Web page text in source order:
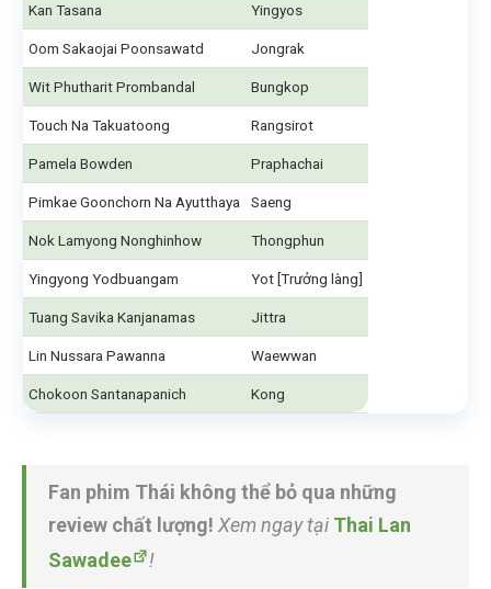
Kan Tasana Yingyos
Oom Sakaojai Poonsawatd Jongrak
Wit Phutharit Prombandal Bungkop
Touch Na Takuatoong Rangsirot
Pamela Bowden Praphachai
Pimkae Goonchorn Na Ayutthaya Saeng
Nok Lamyong Nonghinhow Thongphun
Yingyong Yodbuangam Yot [Trưởng làng]
Tuang Savika Kanjanamas Jittra
Lin Nussara Pawanna Waewwan
Chokoon Santanapanich Kong
Fan phim Thái không thể bỏ qua những
review chất lượng! Xem ngay tại Thai Lan
Sawadee
!